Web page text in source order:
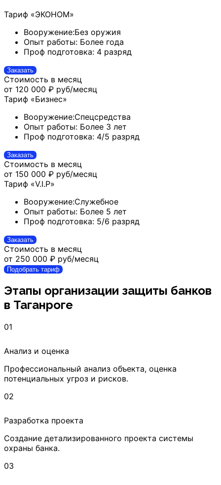
Тариф «ЭКОНОМ»
Вооружение:Без оружия
Опыт работы: Более года
Проф подготовка: 4 разряд
Заказать
Стоимость в месяц
от 120 000 ₽ руб/месяц
Тариф «Бизнес»
Вооружение:Спецсредства
Опыт работы: Более 3 лет
Проф подготовка: 4/5 разряд
Заказать
Стоимость в месяц
от 150 000 ₽ руб/месяц
Тариф «V.I.P»
Вооружение:Служебное
Опыт работы: Более 5 лет
Проф подготовка: 5/6 разряд
Заказать
Стоимость в месяц
от 250 000 ₽ руб/месяц
Подобрать тариф
Этапы организации защиты банков
в Таганроге
01
Анализ и оценка
Профессиональный анализ объекта, оценка
потенциальных угроз и рисков.
02
Разработка проекта
Создание детализированного проекта системы
охраны банка.
03